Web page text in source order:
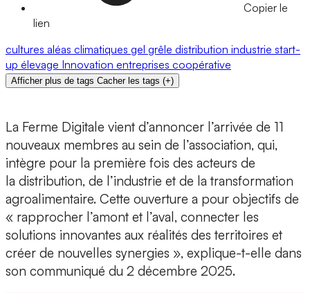
Copier le
lien
cultures aléas climatiques gel grêle distribution industrie start-
up élevage Innovation entreprises coopérative
Afficher plus de tags Cacher les tags (+)
La Ferme Digitale vient d’annoncer l’arrivée de 11
nouveaux membres au sein de l’association, qui,
intègre pour la première fois des acteurs de
la distribution, de l’industrie et de la transformation
agroalimentaire. Cette ouverture a pour objectifs de
« rapprocher l’amont et l’aval, connecter les
solutions innovantes aux réalités des territoires et
créer de nouvelles synergies », explique-t-elle dans
son communiqué du 2 décembre 2025.